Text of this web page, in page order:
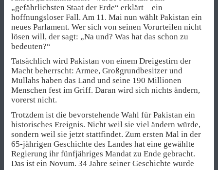
„gefährlichsten Staat der Erde“ erklärt – ein
hoffnungsloser Fall. Am 11. Mai nun wählt Pakistan ein
neues Parlament. Wer sich von seinen Vorurteilen nicht
lösen will, der sagt: „Na und? Was hat das schon zu
bedeuten?“
Tatsächlich wird Pakistan von einem Dreigestirn der
Macht beherrscht: Armee, Großgrundbesitzer und
Mullahs haben das Land und seine 190 Millionen
Menschen fest im Griff. Daran wird sich nichts ändern,
vorerst nicht.
Trotzdem ist die bevorstehende Wahl für Pakistan ein
historisches Ereignis. Nicht weil sie viel ändern würde,
sondern weil sie jetzt stattfindet. Zum ersten Mal in der
65-jährigen Geschichte des Landes hat eine gewählte
Regierung ihr fünfjähriges Mandat zu Ende gebracht.
Das ist ein Novum. 34 Jahre seiner Geschichte wurde